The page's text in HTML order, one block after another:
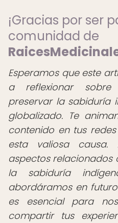
¡Gracias por ser
comunidad de
Esperamos que este
a reflexionar
preservar la sabiduría
globalizado. Te
contenido en tus
esta valiosa causa.
aspectos relacionados
la sabiduría
abordáramos en
es esencial para
compartir tus